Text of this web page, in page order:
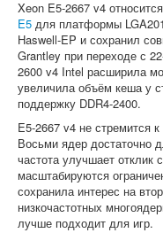
Xeon E5-2667 v4
E5 для платформы
Haswell-EP и сохранил
Grantley при переходе с
2600 v4 Intel расширила
увеличила объём кеша у
поддержку DDR4-2400.
E5-2667 v4 не стремится
Восьми ядер достаточно
частота улучшает отклик
масштабируются
сохранила интерес на
низкочастотных
лучше подходит для игр.